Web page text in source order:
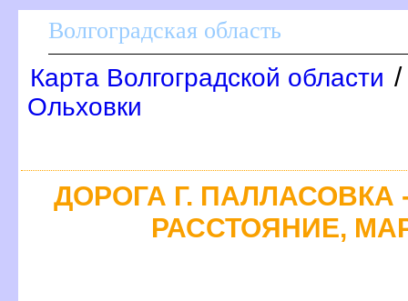
олгоградская область
Карта Волгоградской области /
Ольховки
ДОРОГА Г. ПАЛЛАСОВКА
РАССТОЯНИЕ,